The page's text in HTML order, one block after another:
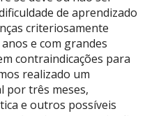
de aprendizado
criteriosamente
e com grandes
contraindicações para
realizado um
por três meses,
e outros possíveis